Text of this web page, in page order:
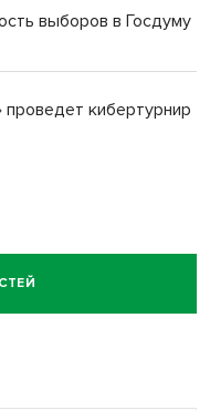
выборов в Госдуму
проведет кибертурнир